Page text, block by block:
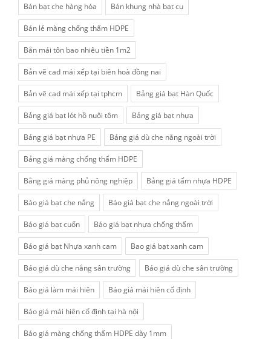
Bán bạt che hàng hóa Bán khung nhà bạt cụ
Bán lẻ màng chống thấm HDPE
Bắn mái tôn bao nhiêu tiền 1m2
Bản vẽ cad mái xếp tại biên hoà đồng nai
Bản vẽ cad mái xếp tại tphcm Bảng giá bạt Hàn Quốc
Bảng giá bạt lót hồ nuôi tôm Bảng giá bạt nhựa
Bảng giá bạt nhựa PE Bảng giá dù che nắng ngoài trời
Bảng giá màng chống thấm HDPE
Bằng giá màng phủ nông nghiệp Bảng giá tấm nhựa HDPE
Báo giá bạt che nắng Báo giá bạt che nắng ngoài trời
Báo giá bạt cuốn Báo giá bạt nhựa chống thấm
Báo giá bạt Nhựa xanh cam Bao giá bạt xanh cam
Báo giá dù che nắng sân trường Báo giá dù che sân trường
Báo giá làm mái hiên Báo giá mái hiên cố định
Báo giá mái hiên cố định tại hà nội
Báo giá màng chống thấm HDPE dày 1mm